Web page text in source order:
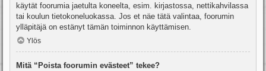
käytät foorumia jaetulta koneelta, esim. kirjastossa, nettikahvilassa
tai koulun tietokoneluokassa. Jos et näe tätä valintaa, foorumin
ylläpitäjä on estänyt tämän toiminnon käyttämisen.
Ylös
Mitä “Poista foorumin evästeet” tekee?